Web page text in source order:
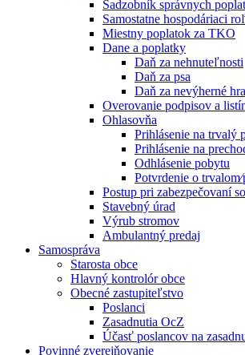
Sadzobník správnych
Samostatne hospodáriaci
Miestny poplatok za TKO
Dane a poplatky
Daň za nehnuteľnosti
Daň za psa
Daň za nevýherné
Overovanie podpisov a
Ohlasovňa
Prihlásenie na trvalý
Prihlásenie na
Odhlásenie pobytu
Potvrdenie o
Postup pri zabezpečovaní
Stavebný úrad
Výrub stromov
Ambulantný predaj
Samospráva
Starosta obce
Hlavný kontrolór obce
Obecné zastupiteľstvo
Poslanci
Zasadnutia OcZ
Účasť poslancov na
Povinné zverejňovanie